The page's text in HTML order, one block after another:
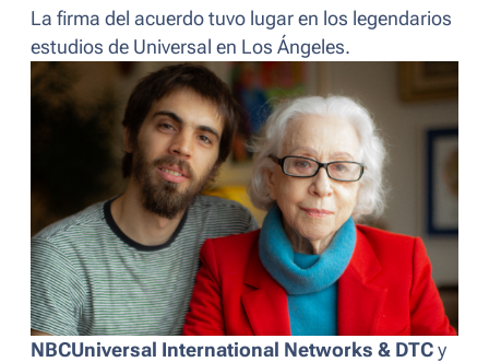
La firma del acuerdo tuvo lugar en los legendarios
estudios de Universal en Los Ángeles.
NBCUniversal International Networks & DTC y